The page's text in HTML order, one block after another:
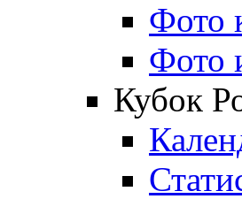
Фото
Фото
Кубок